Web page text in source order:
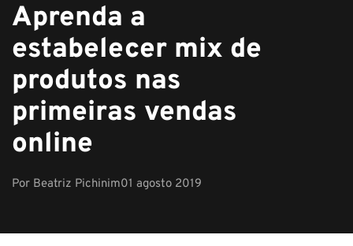
Aprenda a
estabelecer mix de
produtos nas
primeiras vendas
online
Por Beatriz Pichinim01 agosto 2019